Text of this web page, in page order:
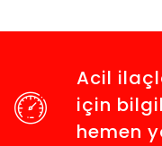
Acil
için
hemen